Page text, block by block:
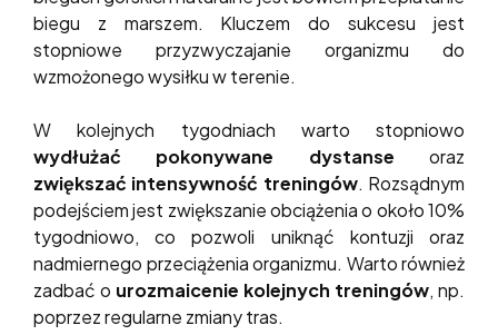
biegu z marszem. Kluczem do sukcesu jest
stopniowe przyzwyczajanie organizmu do
wzmożonego wysiłku w terenie.
W kolejnych tygodniach warto stopniowo
wydłużać pokonywane dystanse oraz
zwiększać intensywność treningów. Rozsądnym
podejściem jest zwiększanie obciążenia o około 10%
tygodniowo, co pozwoli uniknąć kontuzji oraz
nadmiernego przeciążenia organizmu. Warto również
zadbać o urozmaicenie kolejnych treningów, np.
poprzez regularne zmiany tras.